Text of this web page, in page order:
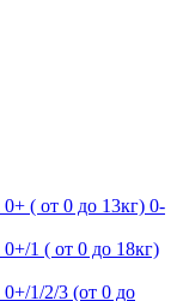
( от 0 до 13кг) 0-
1 ( от 0 до 18кг)
1/2/3 (от 0 до